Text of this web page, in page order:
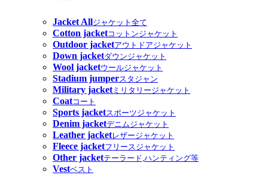
Jacket Allジャケット全て
Cotton jacketコットンジャケット
Outdoor jacketアウトドアジャケット
Down jacketダウンジャケット
Wool jacketウールジャケット
Stadium jumperスタジャン
Military jacketミリタリージャケット
Coatコート
Sports jacketスポーツジャケット
Denim jacketデニムジャケット
Leather jacketレザージャケット
Fleece jacketフリースジャケット
Other jacketテーラード,ハンティング等
Vestベスト